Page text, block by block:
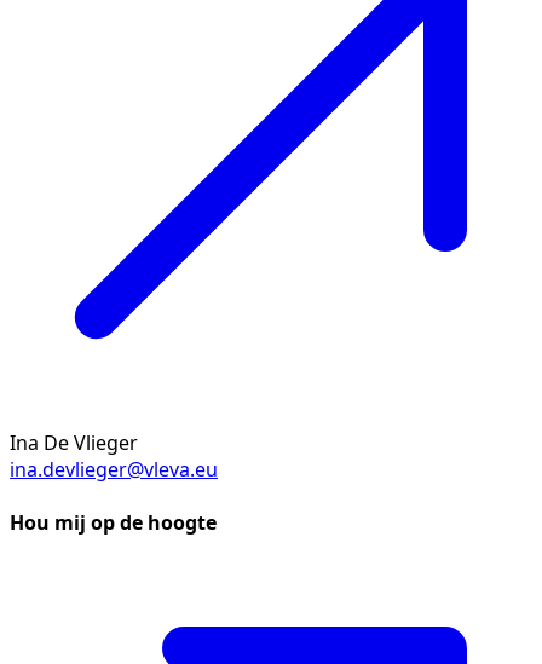
Ina De Vlieger
ina.devlieger@vleva.eu
Hou mij op de hoogte